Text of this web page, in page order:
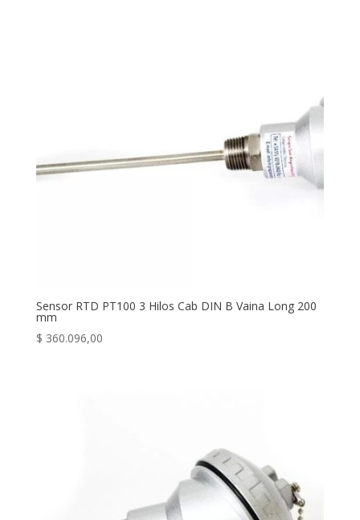
Sensor RTD PT100 3 Hilos Cab DIN B Vaina Long 200
mm
$ 360.096,00